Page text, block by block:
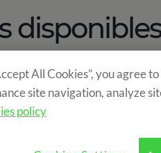
ens acomiadem d'una
All Cookies”, you agree
site navigation, analyze
policy